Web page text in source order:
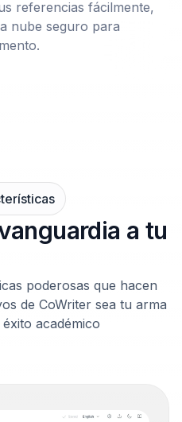
referencias fácilmente,
nube seguro para
a tu
poderosas que hacen
de CoWriter sea tu arma
académico